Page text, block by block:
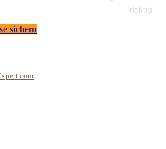
richtig.
sichern